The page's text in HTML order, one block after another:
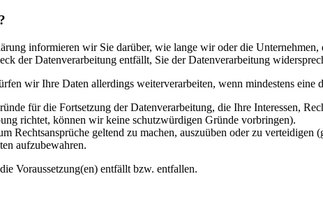
informieren wir Sie darüber, wie lange wir oder die
der Datenverarbeitung entfällt, Sie der Datenverarbeitung
wir Ihre Daten allerdings weiterverarbeiten, wenn mindestens eine
für die Fortsetzung der Datenverarbeitung, die Ihre Interessen,
richtet, können wir keine schutzwürdigen Gründe vorbringen).
Rechtsansprüche geltend zu machen, auszuüben oder zu
aufzubewahren.
Voraussetzung(en) entfällt bzw. entfallen.